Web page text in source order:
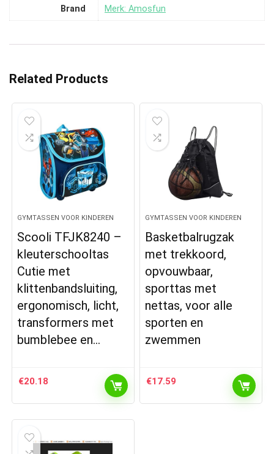
Brand Merk: Amosfun
Related Products
GYMTASSEN VOOR KINDEREN
Scooli TFJK8240 –
kleuterschooltas
Cutie met
klittenbandsluiting,
ergonomisch, licht,
transformers met
bumblebee en…
€20.18
GYMTASSEN VOOR KINDEREN
Basketbalrugzak
met trekkoord,
opvouwbaar,
sporttas met
nettas, voor alle
sporten en
zwemmen
€17.59